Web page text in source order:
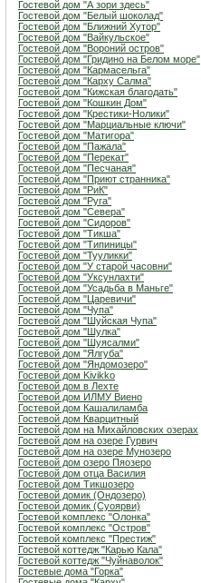
Гостевой дом "А зори здесь"
Гостевой дом "Белый шоколад"
Гостевой дом "Ближний Хутор"
Гостевой дом "Вайкульское"
Гостевой дом "Вороний остров"
Гостевой дом "Гридино на Белом море"
Гостевой дом "Кармасельга"
Гостевой дом "Карху Салма"
Гостевой дом "Кижская благодать"
Гостевой дом "Кошкин Дом"
Гостевой дом "Крестики-Нолики"
Гостевой дом "Марциальные ключи"
Гостевой дом "Матигора"
Гостевой дом "Пажала"
Гостевой дом "Перекат"
Гостевой дом "Песчаная"
Гостевой дом "Приют странника"
Гостевой дом "РиК"
Гостевой дом "Руга"
Гостевой дом "Севера"
Гостевой дом "Сидоров"
Гостевой дом "Тикша"
Гостевой дом "Типиницы"
Гостевой дом "Тууликки"
Гостевой дом "У старой часовни"
Гостевой дом "Уксунлахти"
Гостевой дом "Усадьба в Маньге"
Гостевой дом "Царевичи"
Гостевой дом "Чупа"
Гостевой дом "Шуйская Чупа"
Гостевой дом "Шулка"
Гостевой дом "Шуясалми"
Гостевой дом "Ялгуба"
Гостевой дом "Яндомозеро"
Гостевой дом Kivikko
Гостевой дом в Лехте
Гостевой дом ИЛМУ Виено
Гостевой дом Кашалиламба
Гостевой дом Кварцитный
Гостевой дом на Михайловских озерах
Гостевой дом на озере Гурвич
Гостевой дом на озере Мунозеро
Гостевой дом озеро Пяозеро
Гостевой дом отца Василия
Гостевой дом Тикшозеро
Гостевой домик (Ондозеро)
Гостевой домик (Суоярви)
Гостевой комплекс "Олонка"
Гостевой комплекс "Остров"
Гостевой комплекс "Престиж"
Гостевой коттедж "Карью Кала"
Гостевой коттедж "Чуйнаволок"
Гостевые дома "Горка"